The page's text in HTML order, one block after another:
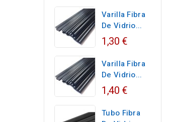
Varilla Fibra
De Vidrio...
1,30 €
Varilla Fibra
De Vidrio...
1,40 €
Tubo Fibra